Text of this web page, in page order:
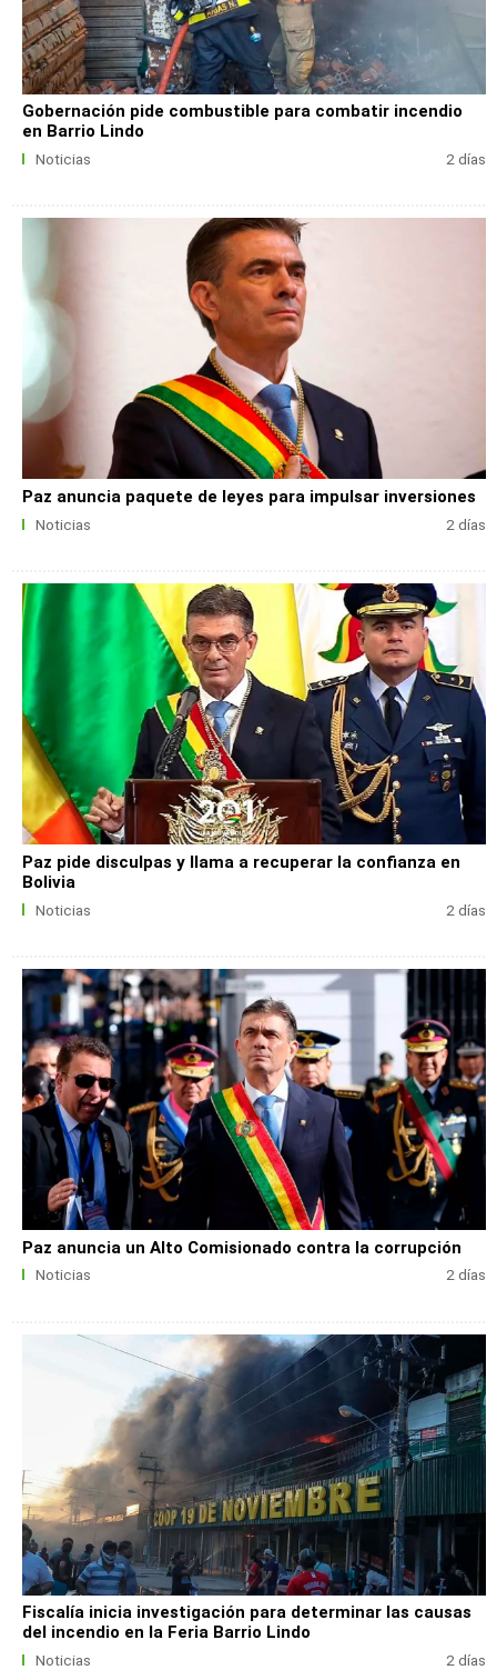
Gobernación pide combustible para combatir incendio
en Barrio Lindo
Noticias 2 días
Paz anuncia paquete de leyes para impulsar inversiones
Noticias 2 días
Paz pide disculpas y llama a recuperar la confianza en
Bolivia
Noticias 2 días
Paz anuncia un Alto Comisionado contra la corrupción
Noticias 2 días
Fiscalía inicia investigación para determinar las causas
del incendio en la Feria Barrio Lindo
Noticias 2 días